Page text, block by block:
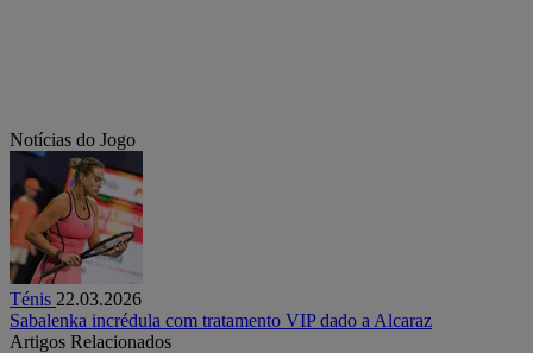
Notícias do Jogo
Ténis 22.03.2026
Sabalenka incrédula com tratamento VIP dado a Alcaraz
Artigos Relacionados